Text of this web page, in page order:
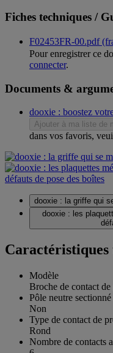
Fiches techniques /
F02453FR-00.pdf
Pour enregistrer ce
connecter.
Documents &
dooxie : boostez
Ajouter à ma liste de
dans vos favoris,
dooxie : la griffe qui
dooxie : les
Caractéristiques
Modèle
Broche de contact
Pôle neutre
Non
Type de contact de
Rond
Nombre de contacts